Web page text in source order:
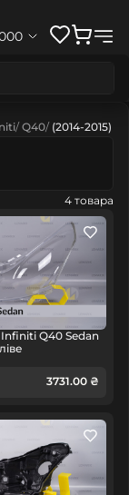
Q40 (2014-2015)
4 товара
Q40 Sedan
3731.00 ₴